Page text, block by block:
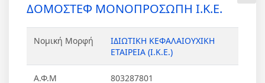
ΔΟΜΟΣΤΕΦ ΜΟΝΟΠΡΟΣΩΠΗ Ι.Κ.Ε.
Νομική Μορφή
ΙΔΙΩΤΙΚΗ ΚΕΦΑΛΑΙΟΥΧΙΚΗ
ΕΤΑΙΡΕΙΑ (Ι.Κ.Ε.)
Α.Φ.Μ 803287801